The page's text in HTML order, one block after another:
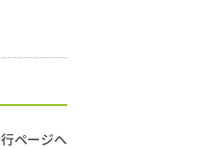
ページへ